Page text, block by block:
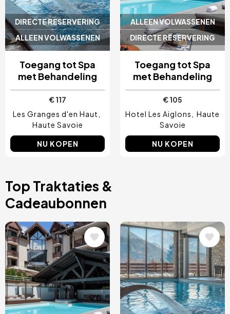
DIRECTE RESERVERING
ALLEEN VOLWASSENEN
Toegang tot Spa
met Behandeling
€ 117
Les Granges d'en Haut
Haute Savoie
NU KOPEN
ALLEEN VOLWASSENEN
DIRECTE RESERVERING
Toegang tot Spa
met Behandeling
€ 105
Hotel Les Aiglons
Haute
Savoie
NU KOPEN
Top Traktaties &
Cadeaubonnen
Afbeelding Afbeelding